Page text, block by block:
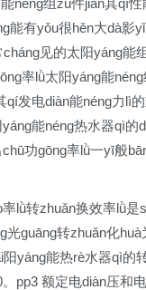
néng组zǔ件jiàn其qí性
能有yǒu很hěn大dà影
见的太阳yáng能
率lǜ太阳yáng能
qí发电diàn能néng力lì
能néng热水器qì的
功gōng率lǜ一yī般
lǜ转zhuǎn换效率lǜ是
光guāng转zhuǎn化
yáng能热rè水器qì的
pp3 额定电diàn压和